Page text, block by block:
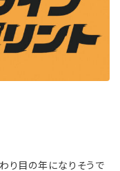
り目の年になりそうで